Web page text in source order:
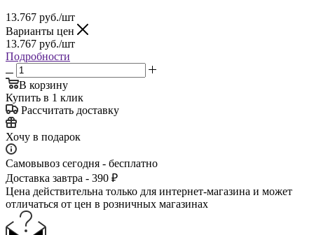
13.767 руб./шт
Варианты цен
13.767 руб./шт
Подробности
В корзину
Купить в 1 клик
Рассчитать доставку
Хочу в подарок
Самовывоз сегодня - бесплатно
Доставка завтра - 390 ₽
Цена действительна только для интернет-магазина и может
отличаться от цен в розничных магазинах